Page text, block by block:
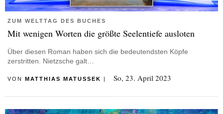
ZUM WELTTAG DES BUCHES
Mit wenigen Worten die größte Seelentiefe ausloten
Über diesen Roman haben sich die bedeutendsten Köpfe
zerstritten. Nietzsche galt…
VON MATTHIAS MATUSSEK | So, 23. April 2023